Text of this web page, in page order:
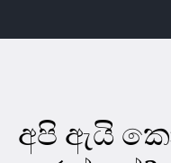
අපි ඇයි